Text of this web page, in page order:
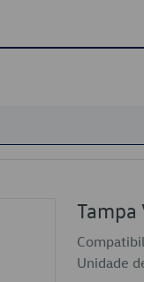
Tampa
Unidade